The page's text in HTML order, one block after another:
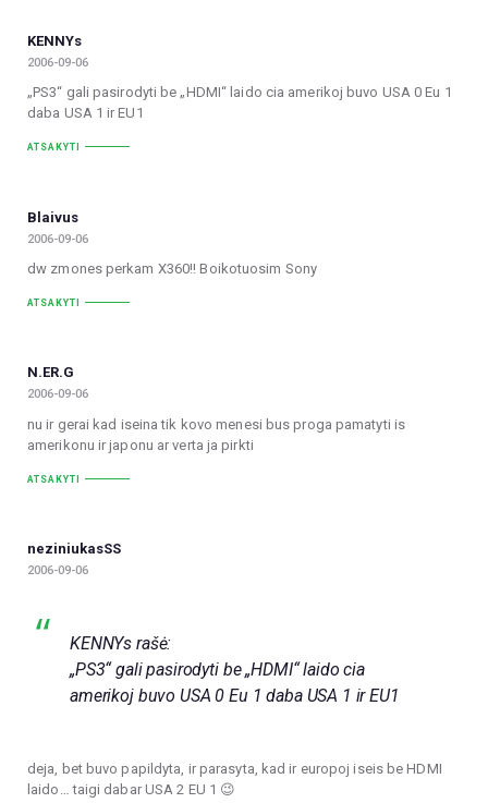
KENNYs
2006-09-06
„PS3“ gali pasirodyti be „HDMI“ laido cia amerikoj buvo USA 0 Eu 1
daba USA 1 ir EU1
ATSAKYTI
Blaivus
2006-09-06
dw zmones perkam X360!! Boikotuosim Sony
ATSAKYTI
N.ER.G
2006-09-06
nu ir gerai kad iseina tik kovo menesi bus proga pamatyti is
amerikonu ir japonu ar verta ja pirkti
ATSAKYTI
neziniukasSS
2006-09-06
KENNYs rašė:
„PS3“ gali pasirodyti be „HDMI“ laido cia
amerikoj buvo USA 0 Eu 1 daba USA 1 ir EU1
deja, bet buvo papildyta, ir parasyta, kad ir europoj iseis be HDMI
laido… taigi dabar USA 2 EU 1 😉